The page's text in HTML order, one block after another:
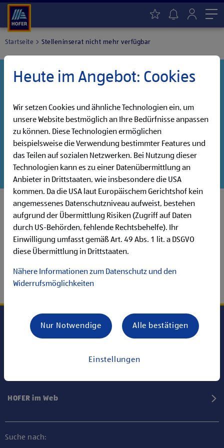
Startseite Stelleninserat nicht mehr verfügbar
haben noch weitere Jobs, die auf dich warten!
Danke für dein Interesse!
Entdecke unsere offenen Jobs oder abonniere deinen
persönlichen Jobalarm:
Jobsuche Jobalarm
HOFER im Web
Suche nach:
Heute im Angebot: Cookies
Wir setzen Cookies und ähnliche Technologien ein, um
unsere Website bestmöglich an Ihre Bedürfnisse anpassen
zu können. Diese Technologien ermöglichen
beispielsweise die Verwendung bestimmter Features und
das Teilen auf sozialen Netzwerken. Bei Nutzung dieser
Technologien kann es zu einer Datenübermittlung an
Anbieter in Drittstaaten, wie insbesondere die USA
kommen. Da die USA laut Europäischem Gerichtshof kein
angemessenes Datenschutzniveau aufweist, bestehen
aufgrund der Übermittlung Risiken (Zugriff auf Daten
durch US-Behörden, fehlende Rechtsbehelfe). Ihr
Einwilligung umfasst gemäß Art. 49 Abs. 1 lit. a DSGVO
diese Übermittlung in Drittstaaten.
Nähere Informationen zum Datenschutz und den
Widerrufsmöglichkeiten
Einstellungen
Nur Notwendige Alle bestätigen